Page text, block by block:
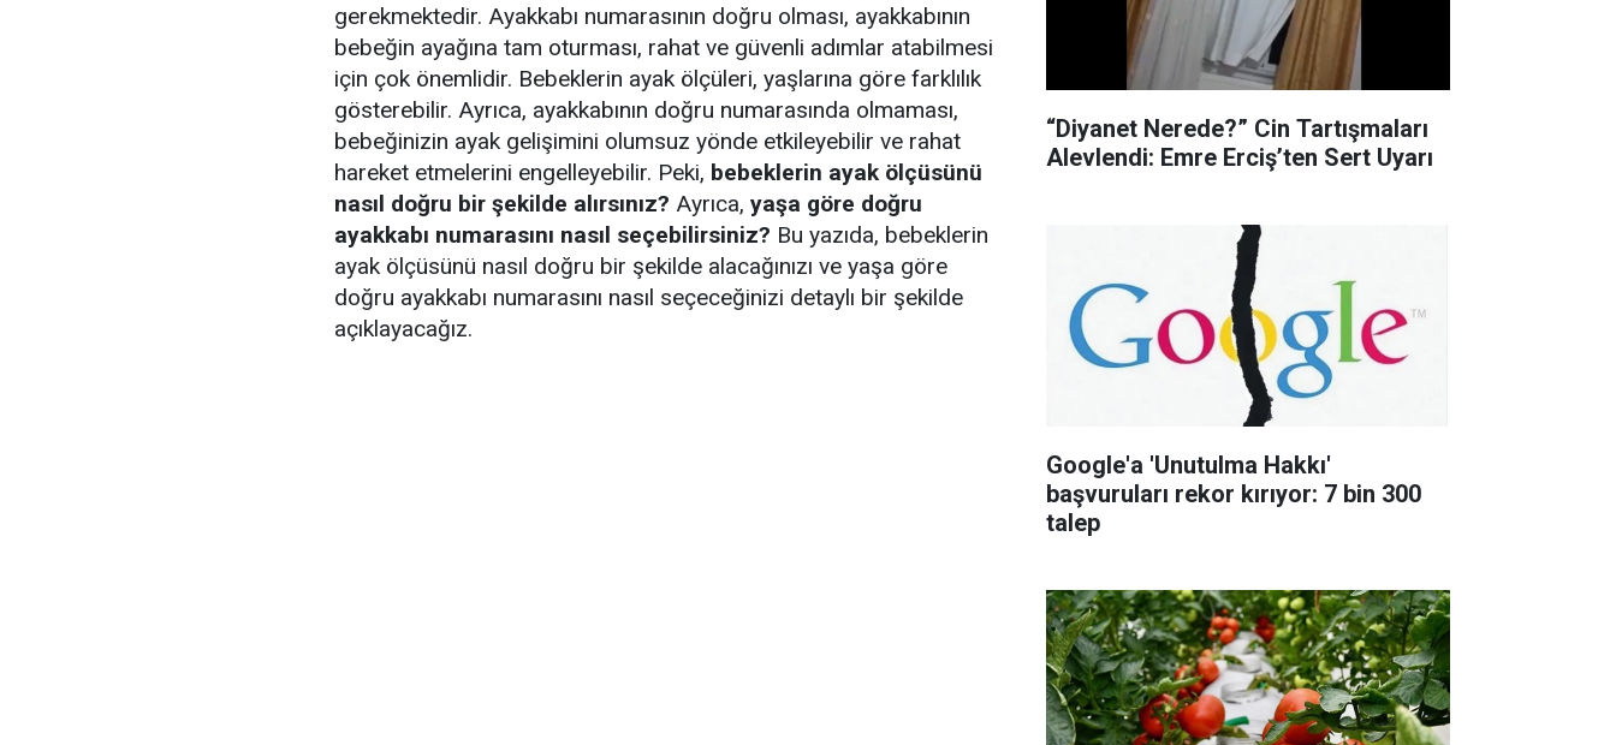
gerekmektedir. Ayakkabı numarasının doğru olması, ayakkabının
bebeğin ayağına tam oturması, rahat ve güvenli adımlar atabilmesi
için çok önemlidir. Bebeklerin ayak ölçüleri, yaşlarına göre farklılık
gösterebilir. Ayrıca, ayakkabının doğru numarasında olmaması,
bebeğinizin ayak gelişimini olumsuz yönde etkileyebilir ve rahat
hareket etmelerini engelleyebilir. Peki, bebeklerin ayak ölçüsünü
nasıl doğru bir şekilde alırsınız? Ayrıca, yaşa göre doğru
ayakkabı numarasını nasıl seçebilirsiniz? Bu yazıda, bebeklerin
ayak ölçüsünü nasıl doğru bir şekilde alacağınızı ve yaşa göre
doğru ayakkabı numarasını nasıl seçeceğinizi detaylı bir şekilde
açıklayacağız.
“Diyanet Nerede?” Cin Tartışmaları
Alevlendi: Emre Erciş’ten Sert Uyarı
Google'a 'Unutulma Hakkı'
başvuruları rekor kırıyor: 7 bin 300
talep